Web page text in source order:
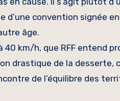
d’une convention signée
âge.
km/h, que RFF entend
drastique de la
de l’équilibre des